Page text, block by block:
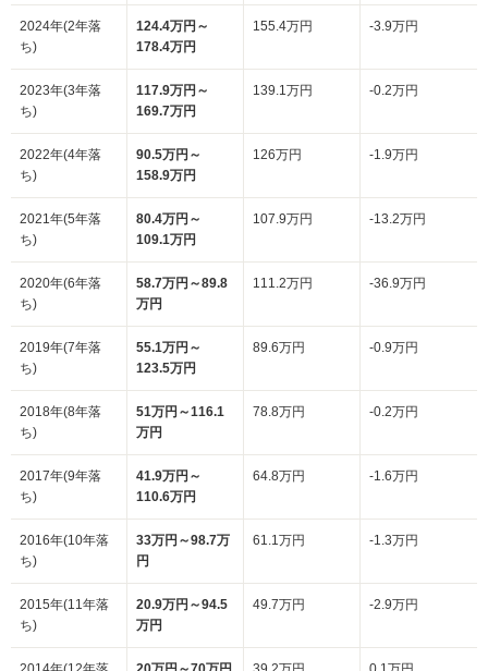
2024年(2年落
ち)
124.4万円～
178.4万円
155.4万円 -3.9万円
2023年(3年落
ち)
117.9万円～
169.7万円
139.1万円 -0.2万円
2022年(4年落
ち)
90.5万円～
158.9万円
126万円 -1.9万円
2021年(5年落
ち)
80.4万円～
109.1万円
107.9万円 -13.2万円
2020年(6年落
ち)
58.7万円～89.8
万円
111.2万円 -36.9万円
2019年(7年落
ち)
55.1万円～
123.5万円
89.6万円 -0.9万円
2018年(8年落
ち)
51万円～116.1
万円
78.8万円 -0.2万円
2017年(9年落
ち)
41.9万円～
110.6万円
64.8万円 -1.6万円
2016年(10年落
ち)
33万円～98.7万
円
61.1万円 -1.3万円
2015年(11年落
ち)
20.9万円～94.5
万円
49.7万円 -2.9万円